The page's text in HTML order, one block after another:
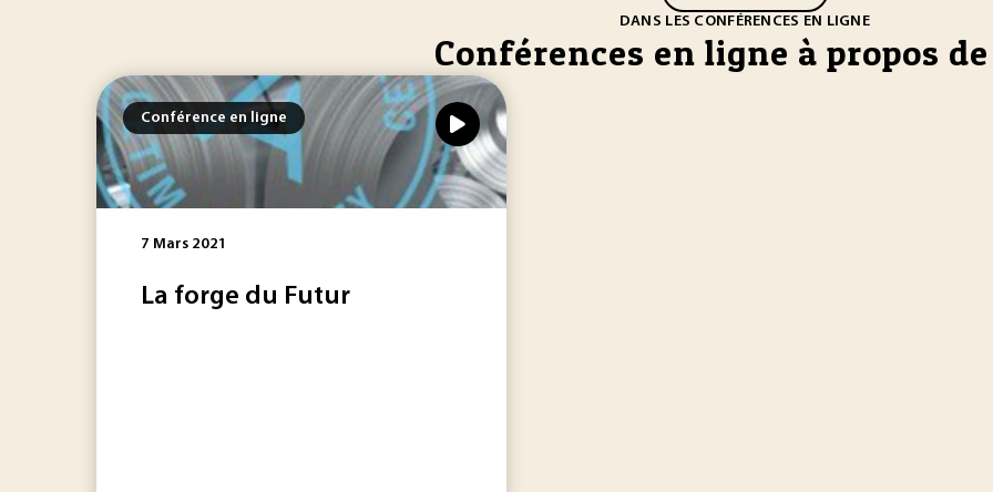
DANS LES CONFÉRENCES EN LIGNE
Conférences en ligne à propos
Conférence en ligne
7 Mars 2021
La forge du Futur